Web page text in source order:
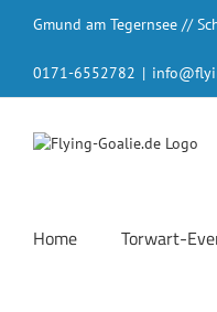
InhaltGmund am Tegernsee //
0171-6552782 |
Home Torwart-